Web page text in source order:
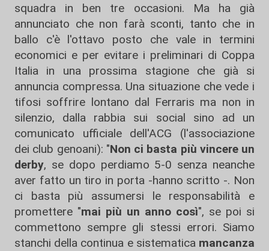
squadra in ben tre occasioni. Ma ha già
annunciato che non farà sconti, tanto che in
ballo c'è l'ottavo posto che vale in termini
economici e per evitare i preliminari di Coppa
Italia in una prossima stagione che già si
annuncia compressa. Una situazione che vede i
tifosi soffrire lontano dal Ferraris ma non in
silenzio, dalla rabbia sui social sino ad un
comunicato ufficiale dell'ACG (l'associazione
dei club genoani): "Non ci basta più vincere un
derby, se dopo perdiamo 5-0 senza neanche
aver fatto un tiro in porta -hanno scritto -. Non
ci basta più assumersi le responsabilità e
promettere "mai più un anno così", se poi si
commettono sempre gli stessi errori. Siamo
stanchi della continua e sistematica mancanza